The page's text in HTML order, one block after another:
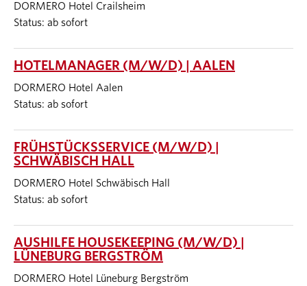
DORMERO Hotel Crailsheim
Status: ab sofort
HOTELMANAGER (M/W/D) | AALEN
DORMERO Hotel Aalen
Status: ab sofort
FRÜHSTÜCKSSERVICE (M/W/D) |
SCHWÄBISCH HALL
DORMERO Hotel Schwäbisch Hall
Status: ab sofort
AUSHILFE HOUSEKEEPING (M/W/D) |
LÜNEBURG BERGSTRÖM
DORMERO Hotel Lüneburg Bergström